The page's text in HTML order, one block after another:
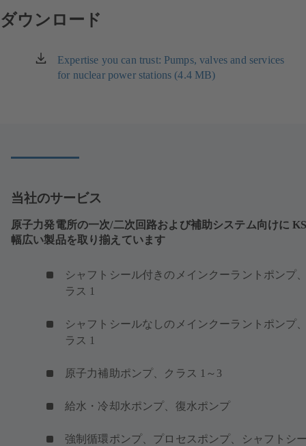
ダウンロード
Expertise you can trust: Pumps, valves and services
for nuclear power stations (4.4 MB)
（新
し
す）
当社のサービス
原子力発電所の一次/二次回路および補助システム向けに
幅広い製品を取り揃えています
シャフトシール付きのメインクーラントポンプ
ラス 1
シャフトシールなしのメインクーラントポンプ
ラス 1
原子力補助ポンプ、クラス 1～3
給水・冷却水ポンプ、復水ポンプ
強制循環ポンプ、プロセスポンプ、シャフトシ